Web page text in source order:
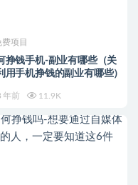
费项目
挣钱手机-副业有哪些（关
用手机挣钱的副业有哪些）
年前 11.9K